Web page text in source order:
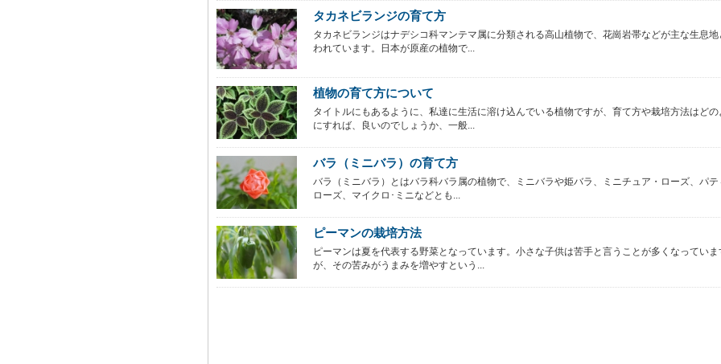
タカネビランジの育て方
タカネビランジはナデシコ科マンテマ属に分類される高山植物で、花崗岩帯などが主な生息地
われています。日本が原産の植物で...
植物の育て方について
タイトルにもあるように、私達に生活に溶け込んでいる植物ですが、育て方や栽培方法はどの
にすれば、良いのでしょうか、一般...
バラ（ミニバラ）の育て方
バラ（ミニバラ）とはバラ科バラ属の植物で、ミニバラや姫バラ、ミニチュア・ローズ、パテ
ローズ、マイクロ･ミニなどとも...
ピーマンの栽培方法
ピーマンは夏を代表する野菜となっています。小さな子供は苦手と言うことが多くなっていま
が、その苦みがうまみを増やすという...